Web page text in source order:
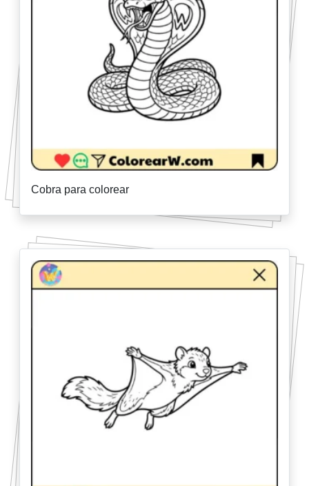
Cobra para colorear